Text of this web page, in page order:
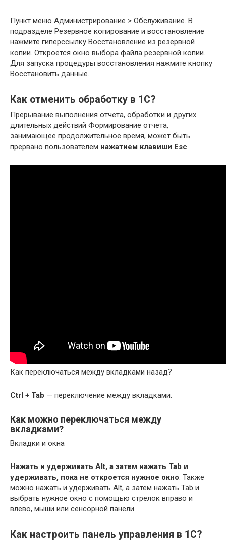
Пункт меню Администрирование > Обслуживание. В
подразделе Резервное копирование и восстановление
нажмите гиперссылку Восстановление из резервной
копии. Откроется окно выбора файла резервной копии.
Для запуска процедуры восстановления нажмите кнопку
Восстановить данные.
Как отменить обработку в 1С?
Прерывание выполнения отчета, обработки и других
длительных действий Формирование отчета,
занимающее продолжительное время, может быть
прервано пользователем нажатием клавиши Esc
Как переключаться между вкладками назад?
Ctrl + Tab — переключение между вкладками.
Как можно переключаться между
вкладками?
Вкладки и окна
Нажать и удерживать Alt, а затем нажать Tab и
удерживать, пока не откроется нужное окно . Также
можно нажать и удерживать Alt, а затем нажать Tab и
выбрать нужное окно с помощью стрелок вправо и
влево, мыши или сенсорной панели.
Как настроить панель управления в 1С?